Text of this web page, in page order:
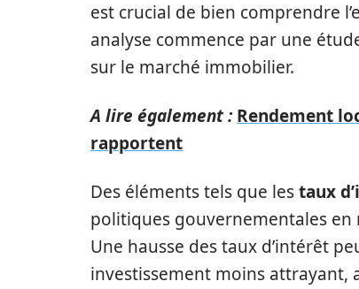
est crucial de bien comprendre
analyse commence par une
sur le marché immobilier.
A lire également : Rendement
rapportent
Des éléments tels que lestaux
politiques gouvernementales
Une hausse des taux d’intérêt
investissement moins attrayant,